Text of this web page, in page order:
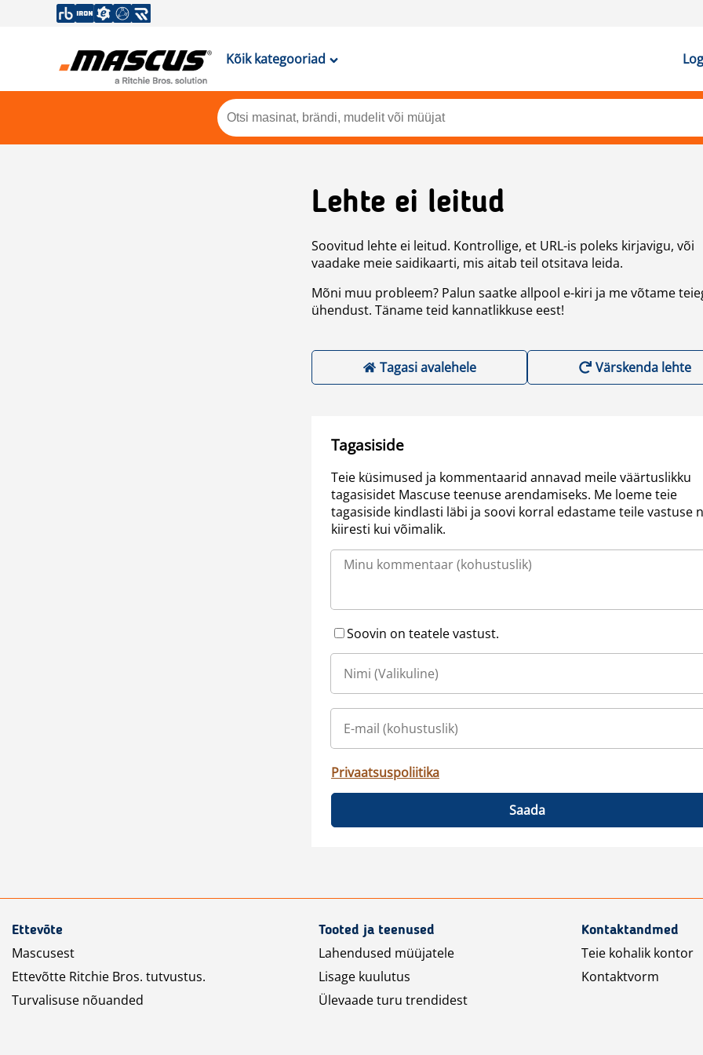
Kõik kategooriad
Lehte ei leitud
Soovitud lehte ei leitud. Kontrollige, et URL-is poleks kirjavigu, või
vaadake meie saidikaarti, mis aitab teil otsitava leida.
Mõni muu probleem? Palun saatke allpool e-kiri ja me võtame
ühendust. Täname teid kannatlikkuse eest!
Tagasi avalehele Värskenda lehte
Tagasiside
Teie küsimused ja kommentaarid annavad meile väärtuslikku
tagasisidet Mascuse teenuse arendamiseks. Me loeme teie
tagasiside kindlasti läbi ja soovi korral edastame teile vastuse
kiiresti kui võimalik.
Soovin on teatele vastust.
Privaatsuspoliitika
Saada
Ettevõte
Mascusest
Ettevõtte Ritchie Bros. tutvustus.
Turvalisuse nõuanded
Tooted ja teenused
Lahendused müüjatele
Lisage kuulutus
Ülevaade turu trendidest
Kontaktandmed
Teie kohalik kontor
Kontaktvorm